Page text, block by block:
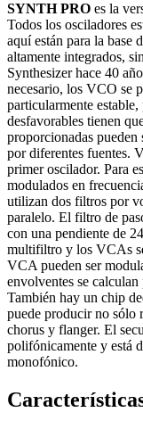
SYNTH PRO es la
Todos los osciladores
aquí están para la base
altamente integrados,
Synthesizer hace 40
necesario, los VCO se
particularmente
desfavorables tienen
proporcionadas pueden
por diferentes fuentes.
primer oscilador. Para
modulados en
utilizan dos filtros por
paralelo. El filtro de
con una pendiente de
multifiltro y los VCAs
VCA pueden ser
envolventes se
También hay un chip
puede producir no sólo
chorus y flanger. El
polifónicamente y está
monofónico.